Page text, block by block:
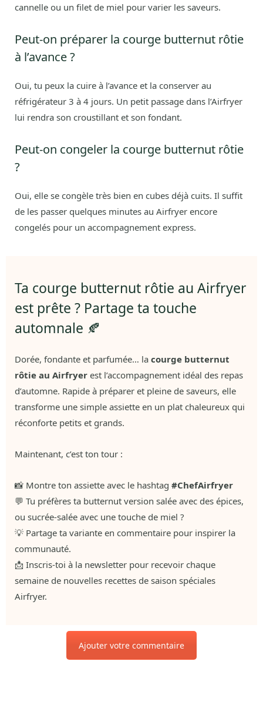
cannelle ou un filet de miel pour varier les saveurs.
Peut-on préparer la courge butternut rôtie
à l’avance ?
Oui, tu peux la cuire à l’avance et la conserver au
réfrigérateur 3 à 4 jours. Un petit passage dans l’Airfryer
lui rendra son croustillant et son fondant.
Peut-on congeler la courge butternut rôtie
?
Oui, elle se congèle très bien en cubes déjà cuits. Il suffit
de les passer quelques minutes au Airfryer encore
congelés pour un accompagnement express.
Ta courge butternut rôtie au Airfryer
est prête ? Partage ta touche
automnale 🍂
Dorée, fondante et parfumée… la courge butternut
rôtie au Airfryer est l’accompagnement idéal des repas
d’automne. Rapide à préparer et pleine de saveurs, elle
transforme une simple assiette en un plat chaleureux qui
réconforte petits et grands.
Maintenant, c’est ton tour :
📸 Montre ton assiette avec le hashtag #ChefAirfryer
💬 Tu préfères ta butternut version salée avec des épices,
ou sucrée-salée avec une touche de miel ?
💡 Partage ta variante en commentaire pour inspirer la
communauté.
📩 Inscris-toi à la newsletter pour recevoir chaque
semaine de nouvelles recettes de saison spéciales
Airfryer.
Ajouter votre commentaire